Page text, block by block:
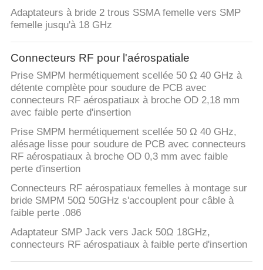
Adaptateurs à bride 2 trous SSMA femelle vers SMP
femelle jusqu'à 18 GHz
Connecteurs RF pour l'aérospatiale
Prise SMPM hermétiquement scellée 50 Ω 40 GHz à
détente complète pour soudure de PCB avec
connecteurs RF aérospatiaux à broche OD 2,18 mm
avec faible perte d'insertion
Prise SMPM hermétiquement scellée 50 Ω 40 GHz,
alésage lisse pour soudure de PCB avec connecteurs
RF aérospatiaux à broche OD 0,3 mm avec faible
perte d'insertion
Connecteurs RF aérospatiaux femelles à montage sur
bride SMPM 50Ω 50GHz s'accouplent pour câble à
faible perte .086
Adaptateur SMP Jack vers Jack 50Ω 18GHz,
connecteurs RF aérospatiaux à faible perte d'insertion